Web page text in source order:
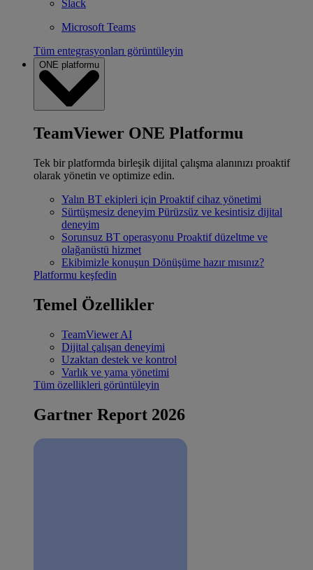
Slack
Microsoft Teams
Tüm entegrasyonları görüntüleyin
ONE platformu
TeamViewer ONE Platformu
Tek bir platformda birleşik dijital çalışma alanınızı proaktif
olarak yönetin ve optimize edin.
Yalın BT ekipleri için Proaktif cihaz yönetimi
Sürtüşmesiz deneyim Pürüzsüz ve kesintisiz dijital
deneyim
Sorunsuz BT operasyonu Proaktif düzeltme ve
olağanüstü hizmet
Ekibimizle konuşun Dönüşüme hazır mısınız?
Platformu keşfedin
Temel Özellikler
TeamViewer AI
Dijital çalışan deneyimi
Uzaktan destek ve kontrol
Varlık ve yama yönetimi
Tüm özellikleri görüntüleyin
Gartner Report 2026